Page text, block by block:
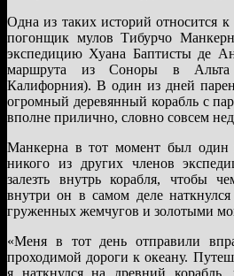
Одна из таких историй относится к
погонщик мулов Тибурчо
экспедицию Хуана Баптисты де
маршрута из Соноры в Альта
Калифорния). В один из дней
огромный деревянный корабль с
вполне прилично, словно совсем
Манкерна в тот момент был
никого из других членов
залезть внутрь корабля, чтобы
внутри он в самом деле
груженных жемчугов и золотыми
«Меня в тот день отправили
проходимой дороги к океану.
я наткнулся на древний